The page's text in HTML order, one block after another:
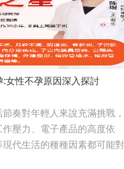
:女性不孕原因深入探討
奏對年輕人來說充滿挑戰，
壓力、電子產品的高度依
代生活的種種因素都可能對